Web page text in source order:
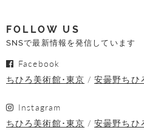
FOLLOW US
SNSで最新情報を発信しています
Facebook
ちひろ美術館･東京
安曇野ちひ
Instagram
ちひろ美術館･東京
安曇野ちひ